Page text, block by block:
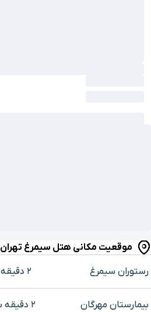
موقعیت مکانی هتل سیمرغ تهران
رستوران سیمرغ ۲ دقیقه با خودرو (۱ کیلومتر و ۲۵ متر)
بیمارستان مهرگان ۲ دقیقه با خودرو (۱ کیلومتر و ۲۹۵ متر)